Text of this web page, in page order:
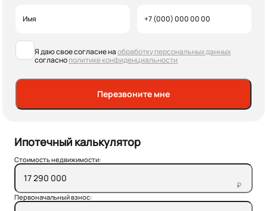
Я даю свое согласие наобработку персональных данных
согласнополитике конфиденциальности
Перезвоните мне
Ипотечный калькулятор
Стоимость недвижимости:
₽
Первоначальный взнос: